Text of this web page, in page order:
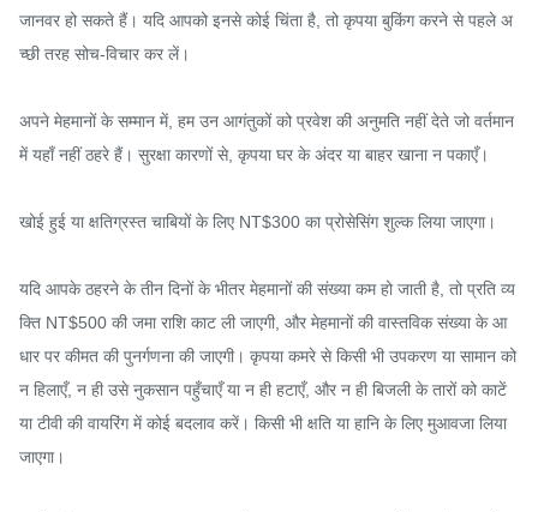
जानवर हो सकते हैं। यदि आपको इनसे कोई चिंता है, तो कृपया बुकिंग करने से पहले अ
च्छी तरह सोच-विचार कर लें।
अपने मेहमानों के सम्मान में, हम उन आगंतुकों को प्रवेश की अनुमति नहीं देते जो वर्तमान
में यहाँ नहीं ठहरे हैं। सुरक्षा कारणों से, कृपया घर के अंदर या बाहर खाना न पकाएँ।
खोई हुई या क्षतिग्रस्त चाबियों के लिए NT$300 का प्रोसेसिंग शुल्क लिया जाएगा।
यदि आपके ठहरने के तीन दिनों के भीतर मेहमानों की संख्या कम हो जाती है, तो प्रति व्य
क्ति NT$500 की जमा राशि काट ली जाएगी, और मेहमानों की वास्तविक संख्या के आ
धार पर कीमत की पुनर्गणना की जाएगी। कृपया कमरे से किसी भी उपकरण या सामान को
न हिलाएँ, न ही उसे नुकसान पहुँचाएँ या न ही हटाएँ, और न ही बिजली के तारों को काटें
या टीवी की वायरिंग में कोई बदलाव करें। किसी भी क्षति या हानि के लिए मुआवजा लिया
जाएगा।